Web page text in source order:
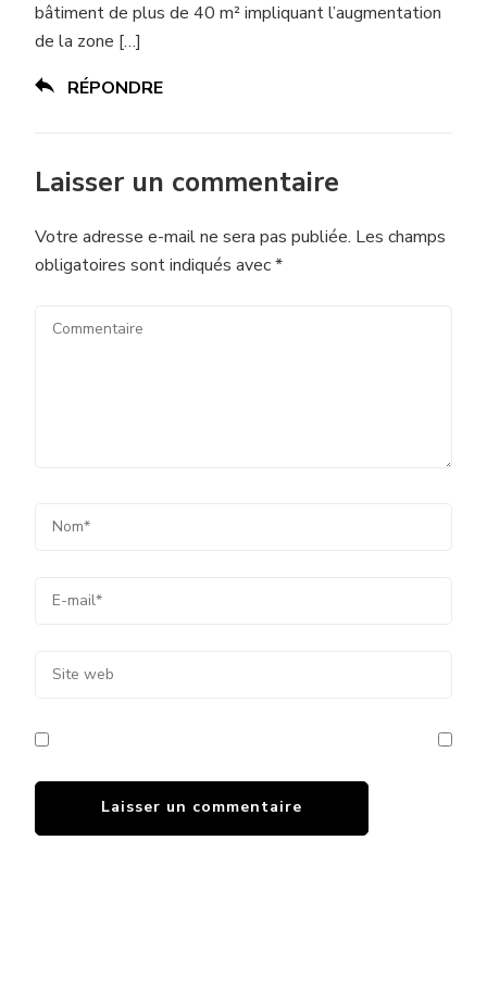
bâtiment de plus de 40 m² impliquant l’augmentation
de la zone […]
RÉPONDRE
Laisser un commentaire
Votre adresse e-mail ne sera pas publiée. Les champs
obligatoires sont indiqués avec*